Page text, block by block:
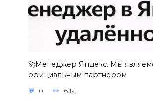
🚀Менеджер Яндекс. Мы
официальным партнёром
0 6.1к.